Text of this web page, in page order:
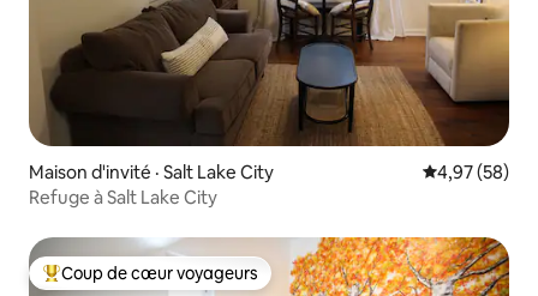
Maison d'invité · Salt Lake City Note
4,97 (58)
Refuge à Salt Lake City
Coup de cœur voyageurs parmi les plus aimés
Coup de cœur voyageurs